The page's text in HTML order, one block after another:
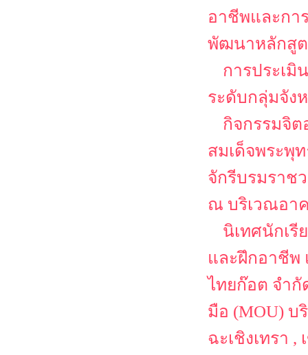
อาชีพและกา
พัฒนาหลักสูต
การประเมิ
ระดับกลุ่มจัง
กิจกรรมจิต
สมเด็จพระพุ
จักรีบรมราช
ณ บริเวณอา
นิเทศนักเ
และฝึกอาชีพ
ไทยก๊อต จำกั
มือ (MOU) บ
ฉะเชิงเทรา